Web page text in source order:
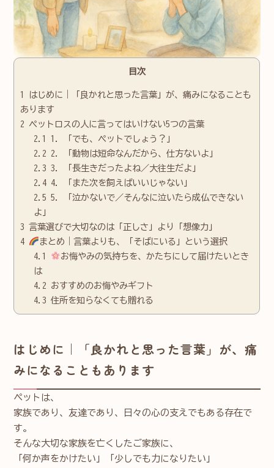
目次
1
はじめに｜「良かれと思った言葉」が、痛みになることも
あります
2 ペットロスの人に言ってはいけない5つの言葉
2.1
1. 「でも、ペットでしょう？」
2.2 2. 「動物は短命なんだから、仕方ないよ」
2.3 3. 「長生きだったよね／大往生だよ」
2.44. 「また次を飼えばいいじゃない」
2.5 5. 「泣かないで／そんなに泣いたら成仏できない
よ」
3 言葉選びで大切なのは「正しさ」より「想像力」
4
まとめ｜言葉よりも、「そばにいる」という選択
4.1
お悔やみの気持ちを、かたちにして届けたいとき
は
4.2 おすすめのお悔やみギフト
4.3 住所を知らなくても贈れる
はじめに｜「良かれと思った言葉」が、痛
みになることもあります
ペットは、
家族であり、友達であり、日々の心の支えでもある存在で
す。
そんな大切な家族を亡くしたご家族に、
「何か声をかけたい」「少しでも力になりたい」